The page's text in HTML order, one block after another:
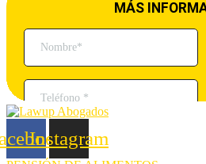
Instagram